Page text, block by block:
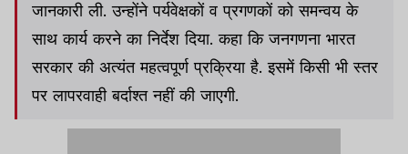
जानकारी ली. उन्होंने पर्यवेक्षकों व प्रगणकों को समन्वय के
साथ कार्य करने का निर्देश दिया. कहा कि जनगणना भारत
सरकार की अत्यंत महत्वपूर्ण प्रक्रिया है. इसमें किसी भी स्तर
पर लापरवाही बर्दाश्त नहीं की जाएगी.